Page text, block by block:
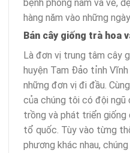
bệnh phòng nấm và ve,
hàng năm vào những
Bán cây giống trà hoa
Là đơn vị trung tâm cây
huyện Tam Đảo tỉnh
những đơn vị đi đầu.
của chúng tôi có đội ngũ
trồng và phát triển
tổ quốc. Tùy vào từng
phương khác nhau,